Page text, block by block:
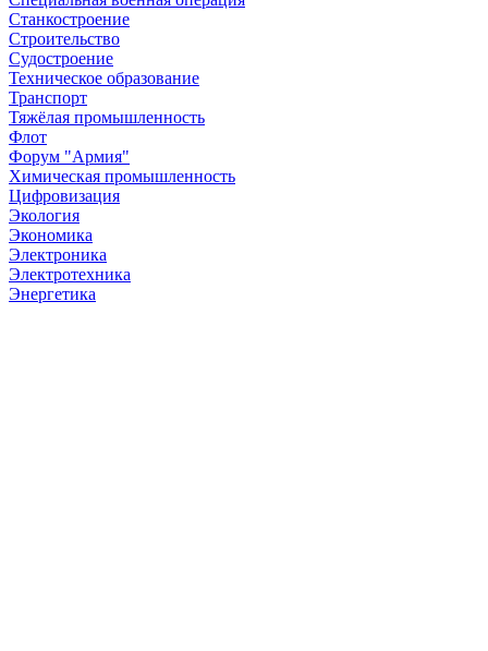
Станкостроение
Строительство
Судостроение
Техническое образование
Транспорт
Тяжёлая промышленность
Флот
Форум "Армия"
Химическая промышленность
Цифровизация
Экология
Экономика
Электроника
Электротехника
Энергетика